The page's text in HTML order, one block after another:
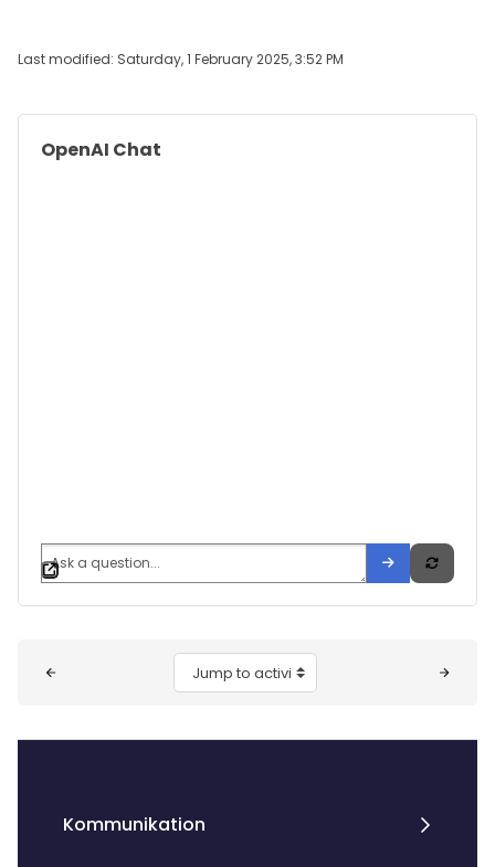
Last modified: Saturday, 1 February 2025, 3:52 PM
OpenAI Chat
Jump to activity
Kommunikation